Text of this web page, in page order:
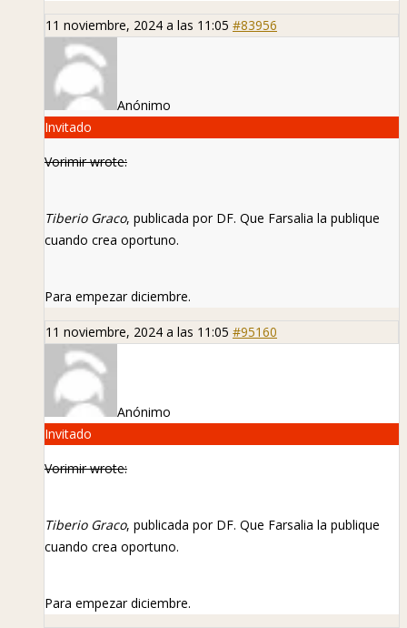
11 noviembre, 2024 a las 11:05 #83956
Anónimo
Invitado
Vorimir wrote:
Tiberio Graco, publicada por DF. Que Farsalia la publique
cuando crea oportuno.
Para empezar diciembre.
11 noviembre, 2024 a las 11:05 #95160
Anónimo
Invitado
Vorimir wrote:
Tiberio Graco, publicada por DF. Que Farsalia la publique
cuando crea oportuno.
Para empezar diciembre.